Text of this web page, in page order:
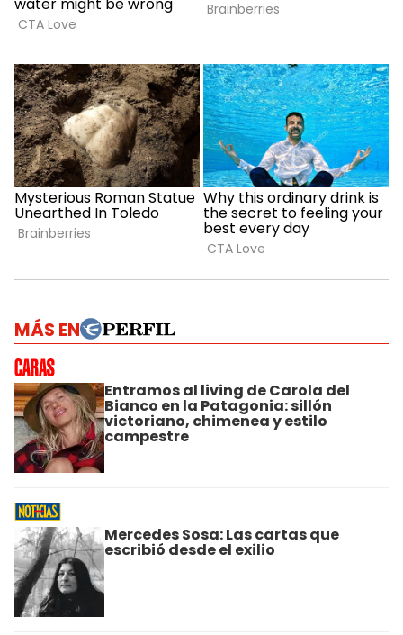
MÁS EN
Entramos al living de Carola del
Bianco en la Patagonia: sillón
victoriano, chimenea y estilo
campestre
Mercedes Sosa: Las cartas que
escribió desde el exilio